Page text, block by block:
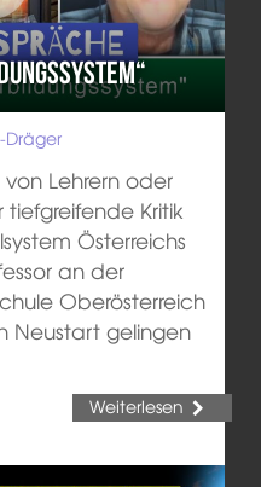
von Lehrern oder
Kritik
Österreichs
an der
Oberösterreich
Neustart gelingen
Weiterlesen